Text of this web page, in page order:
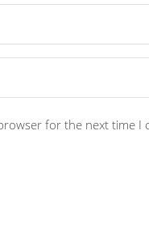
for the next time I